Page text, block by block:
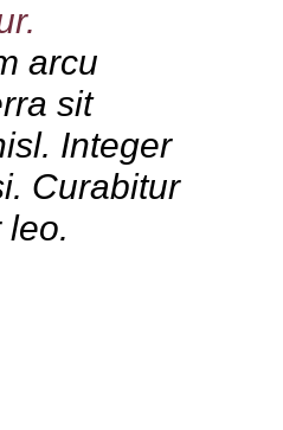
arcu
sit
Integer
Curabitur
leo.